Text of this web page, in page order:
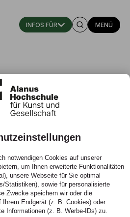
MENÜ
Kunst-Pädagogik-
Kindheitspädagogik,
Fachbereich
M.A. Lehramt Kunst &
notwendigen Cookies auf unserer
um Ihnen erweiterte Funktionalitäten
unsere Webseite für Sie optimal
Statistiken), sowie für personalisierte
Zwecke speichern wir oder die
Ihrem Endgerät (z. B. Cookies) oder
Informationen (z. B. Werbe-IDs) zu.